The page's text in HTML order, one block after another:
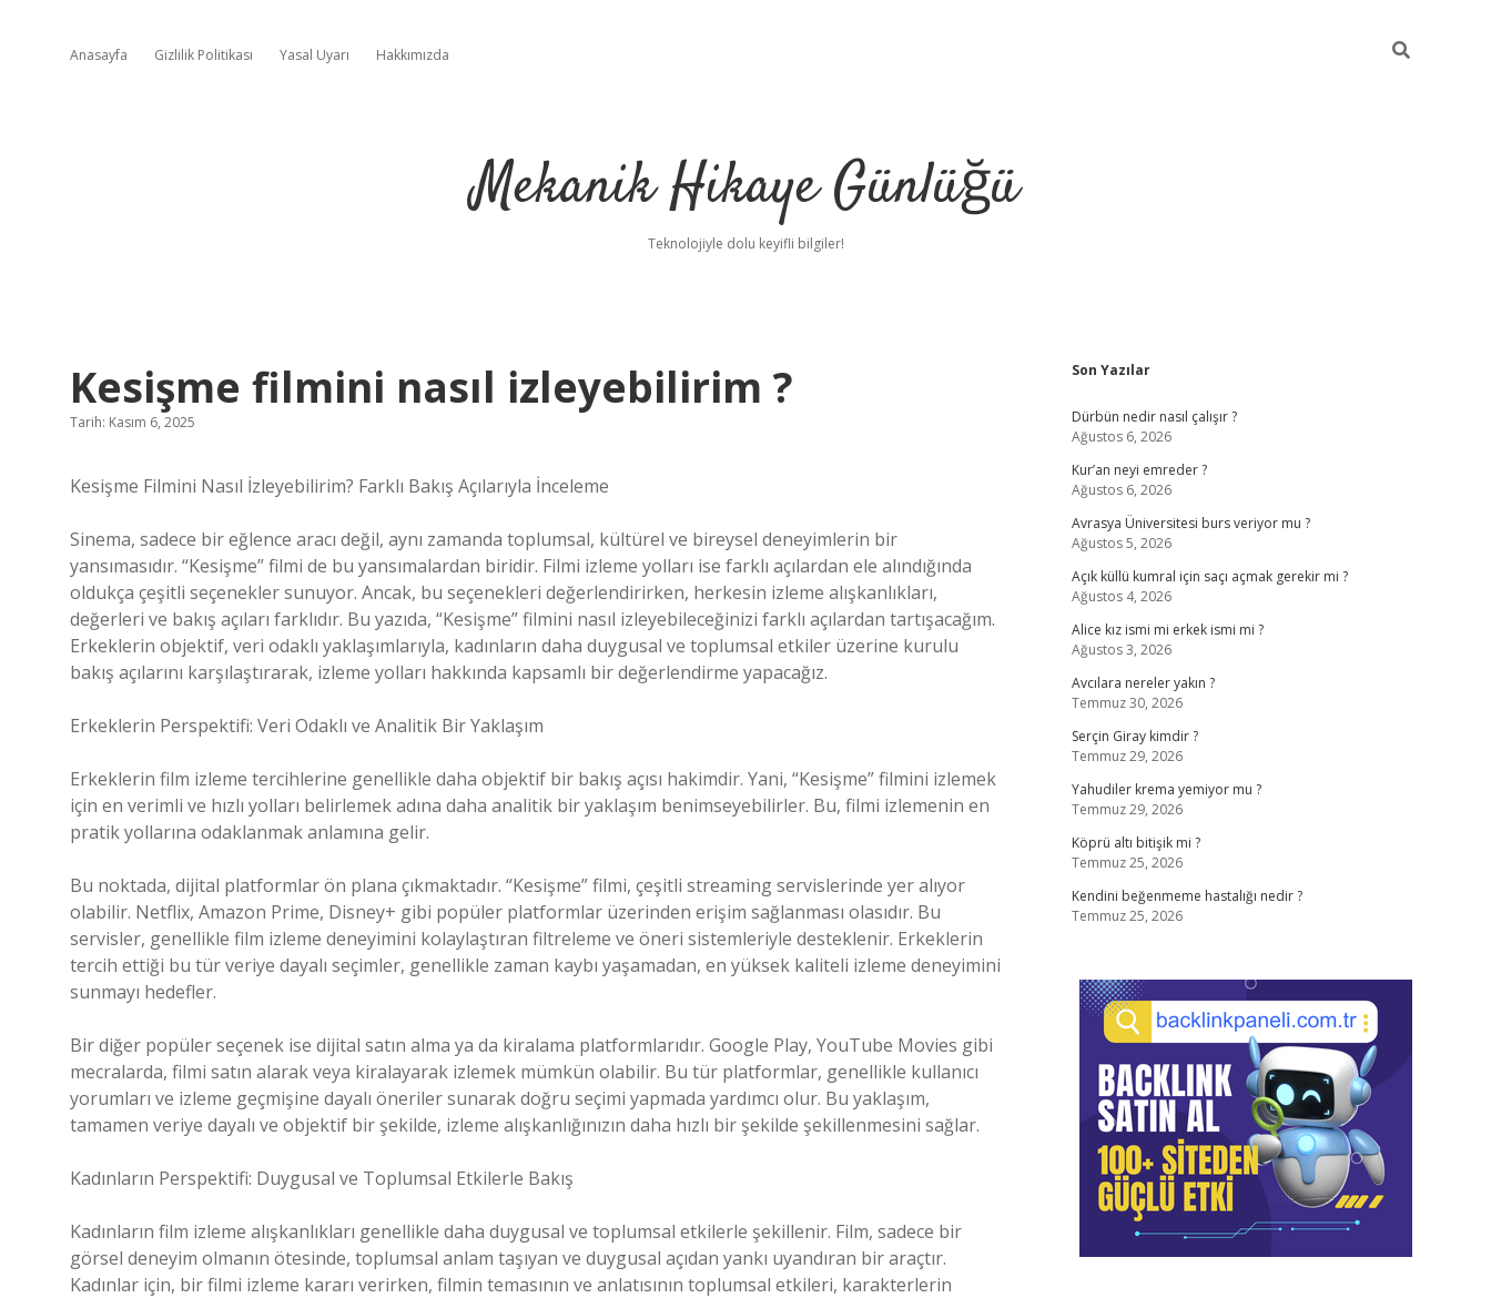
Anasayfa Gizlilik Politikası Yasal Uyarı Hakkımızda
Mekanik Hikaye Günlüğü
Teknolojiyle dolu keyifli bilgiler!
Kesişme filmini nasıl izleyebilirim ?
Tarih: Kasım 6, 2025
Kesişme Filmini Nasıl İzleyebilirim? Farklı Bakış Açılarıyla İnceleme
Sinema, sadece bir eğlence aracı değil, aynı zamanda toplumsal, kültürel ve bireysel deneyimlerin bir
yansımasıdır. “Kesişme” filmi de bu yansımalardan biridir. Filmi izleme yolları ise farklı açılardan ele alındığında
oldukça çeşitli seçenekler sunuyor. Ancak, bu seçenekleri değerlendirirken, herkesin izleme alışkanlıkları,
değerleri ve bakış açıları farklıdır. Bu yazıda, “Kesişme” filmini nasıl izleyebileceğinizi farklı açılardan tartışacağım.
Erkeklerin objektif, veri odaklı yaklaşımlarıyla, kadınların daha duygusal ve toplumsal etkiler üzerine kurulu
bakış açılarını karşılaştırarak, izleme yolları hakkında kapsamlı bir değerlendirme yapacağız.
Erkeklerin Perspektifi: Veri Odaklı ve Analitik Bir Yaklaşım
Erkeklerin film izleme tercihlerine genellikle daha objektif bir bakış açısı hakimdir. Yani, “Kesişme” filmini izlemek
için en verimli ve hızlı yolları belirlemek adına daha analitik bir yaklaşım benimseyebilirler. Bu, filmi izlemenin en
pratik yollarına odaklanmak anlamına gelir.
Bu noktada, dijital platformlar ön plana çıkmaktadır. “Kesişme” filmi, çeşitli streaming servislerinde yer alıyor
olabilir. Netflix, Amazon Prime, Disney+ gibi popüler platformlar üzerinden erişim sağlanması olasıdır. Bu
servisler, genellikle film izleme deneyimini kolaylaştıran filtreleme ve öneri sistemleriyle desteklenir. Erkeklerin
tercih ettiği bu tür veriye dayalı seçimler, genellikle zaman kaybı yaşamadan, en yüksek kaliteli izleme deneyimini
sunmayı hedefler.
Bir diğer popüler seçenek ise dijital satın alma ya da kiralama platformlarıdır. Google Play, YouTube Movies gibi
mecralarda, filmi satın alarak veya kiralayarak izlemek mümkün olabilir. Bu tür platformlar, genellikle kullanıcı
yorumları ve izleme geçmişine dayalı öneriler sunarak doğru seçimi yapmada yardımcı olur. Bu yaklaşım,
tamamen veriye dayalı ve objektif bir şekilde, izleme alışkanlığınızın daha hızlı bir şekilde şekillenmesini sağlar.
Kadınların Perspektifi: Duygusal ve Toplumsal Etkilerle Bakış
Kadınların film izleme alışkanlıkları genellikle daha duygusal ve toplumsal etkilerle şekillenir. Film, sadece bir
görsel deneyim olmanın ötesinde, toplumsal anlam taşıyan ve duygusal açıdan yankı uyandıran bir araçtır.
Kadınlar için, bir filmi izleme kararı verirken, filmin temasının ve anlatısının toplumsal etkileri, karakterlerin
Sidebar
Son Yazılar
Dürbün nedir nasıl çalışır ?
Ağustos 6, 2026
Kur’an neyi emreder ?
Ağustos 6, 2026
Avrasya Üniversitesi burs veriyor mu ?
Ağustos 5, 2026
Açık küllü kumral için saçı açmak gerekir mi ?
Ağustos 4, 2026
Alice kız ismi mi erkek ismi mi ?
Ağustos 3, 2026
Avcılara nereler yakın ?
Temmuz 30, 2026
Serçin Giray kimdir ?
Temmuz 29, 2026
Yahudiler krema yemiyor mu ?
Temmuz 29, 2026
Köprü altı bitişik mi ?
Temmuz 25, 2026
Kendini beğenmeme hastalığı nedir ?
Temmuz 25, 2026